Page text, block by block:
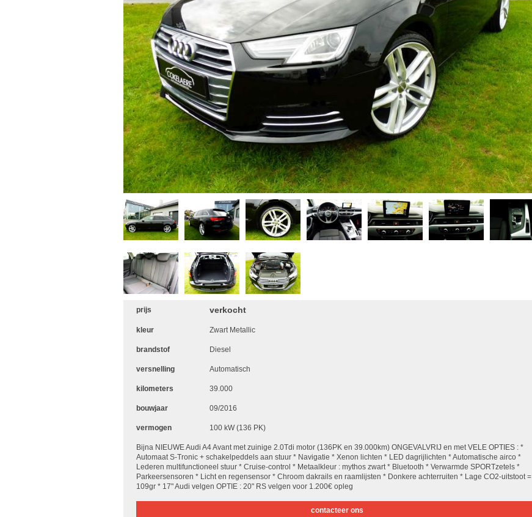
prijs verkocht
kleur Zwart Metallic
brandstof Diesel
versnelling Automatisch
kilometers 39.000
bouwjaar 09/2016
vermogen 100 kW (136 PK)
Bijna NIEUWE Audi A4 Avant met zuinige 2.0Tdi motor (136PK en 39.000km) ONGEVALVRIJ en met VELE OPTIES : *
Automaat S-Tronic + schakelpeddels aan stuur * Navigatie * Xenon lichten * LED dagrijlichten * Automatische airco *
Lederen multifunctioneel stuur * Cruise-control * Metaalkleur : mythos zwart * Bluetooth * Verwarmde SPORTzetels *
Parkeersensoren * Licht en regensensor * Chroom dakrails en raamlijsten * Donkere achterruiten * Lage CO2-uitstoot =
109gr * 17" Audi velgen OPTIE : 20" RS velgen voor 1.200€ opleg
contacteer ons